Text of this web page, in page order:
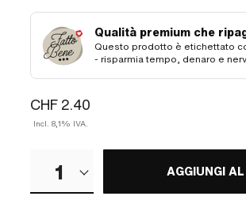
Qualità premium che
Questo prodotto è etichettato
- risparmia tempo, denaro e
CHF 2.40
Incl. 8,1% IVA.
1 AGGIUNGI